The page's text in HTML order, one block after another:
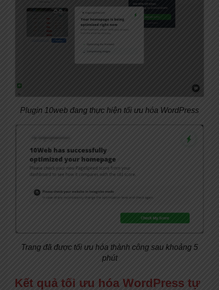
Plugin 10web đang thực hiện tối ưu hóa WordPress
Trang đã được tối ưu hóa thành công sau khoảng 5
phút
Kết quả tối ưu hóa WordPress tự